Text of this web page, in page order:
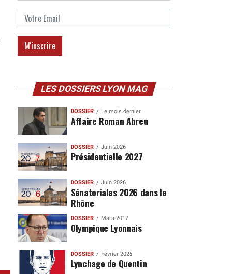
LES DOSSIERS LYON MAG
DOSSIER Le mois dernier
Affaire Roman Abreu
DOSSIER Juin 2026
Présidentielle 2027
DOSSIER Juin 2026
Sénatoriales 2026 dans le
Rhône
DOSSIER Mars 2017
Olympique Lyonnais
DOSSIER Février 2026
Lynchage de Quentin